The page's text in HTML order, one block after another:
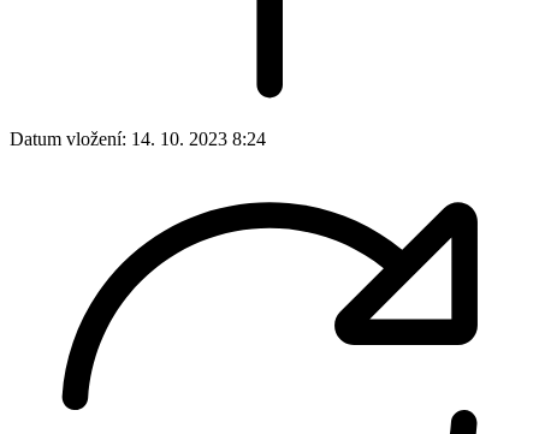
Datum vložení: 14. 10. 2023 8:24